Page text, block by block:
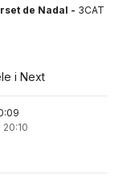
de Nadal - 3CAT
i Next